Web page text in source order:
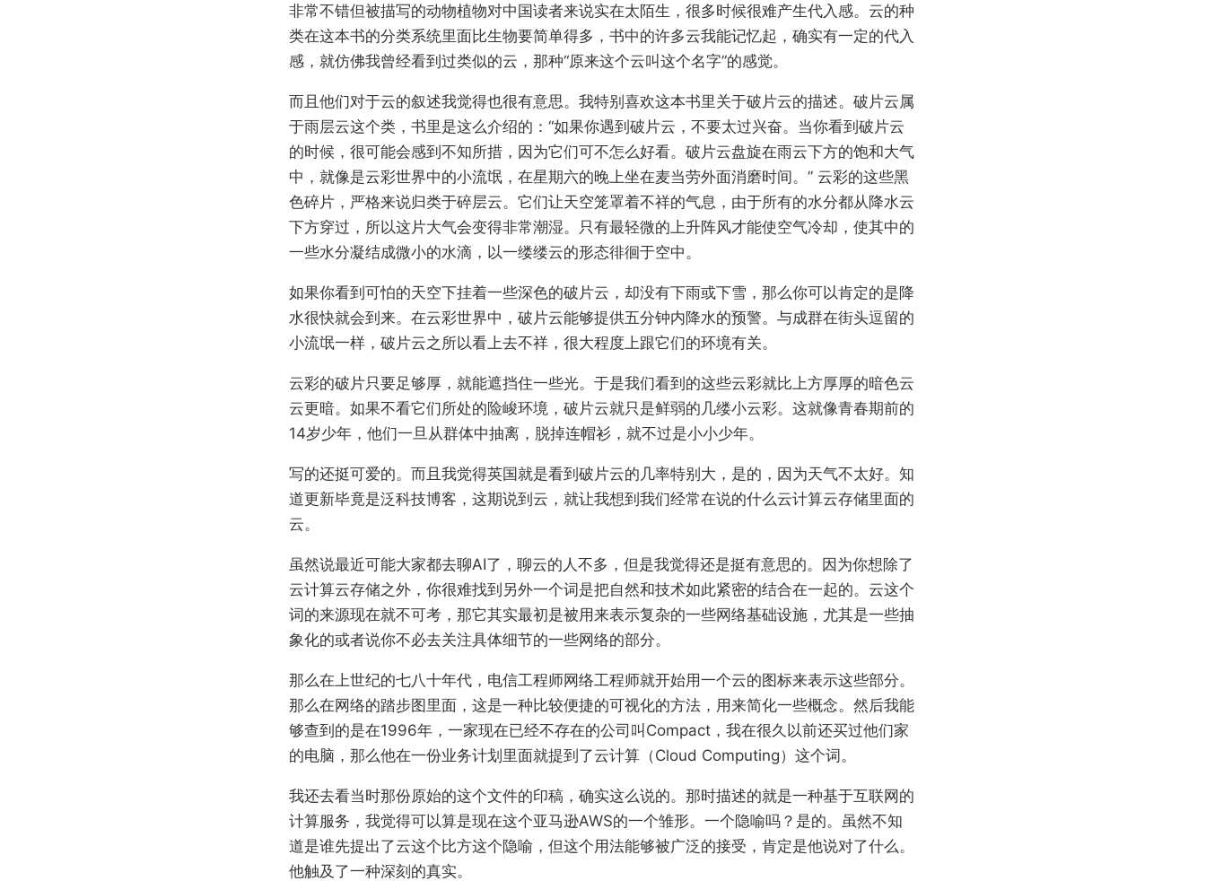
非常不错但被描写的动物植物对中国读者来说实在太陌生，很多时候很难产生代入感。云的种
类在这本书的分类系统里面比生物要简单得多，书中的许多云我能记忆起，确实有一定的代入
感，就仿佛我曾经看到过类似的云，那种“原来这个云叫这个名字”的感觉。
而且他们对于云的叙述我觉得也很有意思。我特别喜欢这本书里关于破片云的描述。破片云属
于雨层云这个类，书里是这么介绍的：“如果你遇到破片云，不要太过兴奋。当你看到破片云
的时候，很可能会感到不知所措，因为它们可不怎么好看。破片云盘旋在雨云下方的饱和大气
中，就像是云彩世界中的小流氓，在星期六的晚上坐在麦当劳外面消磨时间。” 云彩的这些黑
色碎片，严格来说归类于碎层云。它们让天空笼罩着不祥的气息，由于所有的水分都从降水云
下方穿过，所以这片大气会变得非常潮湿。只有最轻微的上升阵风才能使空气冷却，使其中的
一些水分凝结成微小的水滴，以一缕缕云的形态徘徊于空中。
如果你看到可怕的天空下挂着一些深色的破片云，却没有下雨或下雪，那么你可以肯定的是降
水很快就会到来。在云彩世界中，破片云能够提供五分钟内降水的预警。与成群在街头逗留的
小流氓一样，破片云之所以看上去不祥，很大程度上跟它们的环境有关。
云彩的破片只要足够厚，就能遮挡住一些光。于是我们看到的这些云彩就比上方厚厚的暗色云
云更暗。如果不看它们所处的险峻环境，破片云就只是鲜弱的几缕小云彩。这就像青春期前的
14岁少年，他们一旦从群体中抽离，脱掉连帽衫，就不过是小小少年。
写的还挺可爱的。而且我觉得英国就是看到破片云的几率特别大，是的，因为天气不太好。知
道更新毕竟是泛科技博客，这期说到云，就让我想到我们经常在说的什么云计算云存储里面的
云。
虽然说最近可能大家都去聊AI了，聊云的人不多，但是我觉得还是挺有意思的。因为你想除了
云计算云存储之外，你很难找到另外一个词是把自然和技术如此紧密的结合在一起的。云这个
词的来源现在就不可考，那它其实最初是被用来表示复杂的一些网络基础设施，尤其是一些抽
象化的或者说你不必去关注具体细节的一些网络的部分。
那么在上世纪的七八十年代，电信工程师网络工程师就开始用一个云的图标来表示这些部分。
那么在网络的踏步图里面，这是一种比较便捷的可视化的方法，用来简化一些概念。然后我能
够查到的是在1996年，一家现在已经不存在的公司叫Compact，我在很久以前还买过他们家
的电脑，那么他在一份业务计划里面就提到了云计算（Cloud Computing）这个词。
我还去看当时那份原始的这个文件的印稿，确实这么说的。那时描述的就是一种基于互联网的
计算服务，我觉得可以算是现在这个亚马逊AWS的一个雏形。一个隐喻吗？是的。虽然不知
道是谁先提出了云这个比方这个隐喻，但这个用法能够被广泛的接受，肯定是他说对了什么。
他触及了一种深刻的真实。